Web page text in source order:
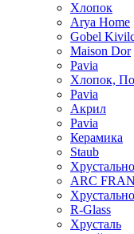
Хлопок
Arya Home
Gobel
Maison Dor
Pavia
Хлопок,
Pavia
Акрил
Pavia
Керамика
Staub
ARC
R-Glass
Хрусталь